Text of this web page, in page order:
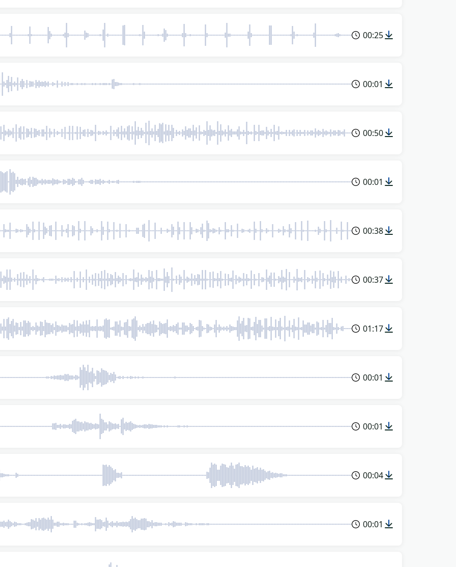
00:25
00:01
00:50
00:01
00:38
00:37
01:17
00:01
00:01
00:04
00:01